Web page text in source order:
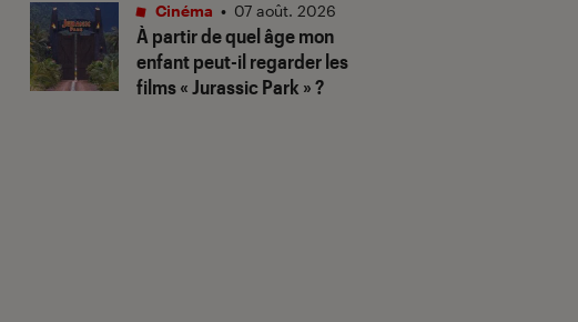
À partir de quel âge mon
enfant peut-il regarder les
films « Jurassic Park » ?
Cinéma • 07 août. 2026